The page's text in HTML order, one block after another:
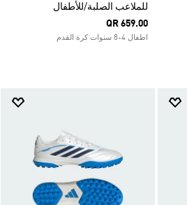
للملاعب الصلبة/للأطفال
QR 659.00
اطفال 4-8 سنوات كرة القدم